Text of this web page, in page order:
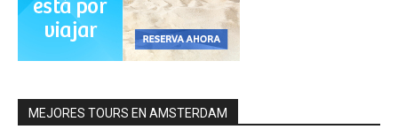
MEJORES TOURS EN AMSTERDAM